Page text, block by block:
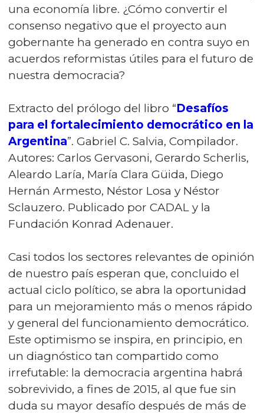
una economía libre. ¿Cómo convertir el
consenso negativo que el proyecto aun
gobernante ha generado en contra suyo en
acuerdos reformistas útiles para el futuro de
nuestra democracia?
Extracto del prólogo del libro “Desafíos
para el fortalecimiento democrático en la
Argentina”. Gabriel C. Salvia, Compilador.
Autores: Carlos Gervasoni, Gerardo Scherlis,
Aleardo Laría, María Clara Güida, Diego
Hernán Armesto, Néstor Losa y Néstor
Sclauzero. Publicado por CADAL y la
Fundación Konrad Adenauer.
Casi todos los sectores relevantes de opinión
de nuestro país esperan que, concluido el
actual ciclo político, se abra la oportunidad
para un mejoramiento más o menos rápido
y general del funcionamiento democrático.
Este optimismo se inspira, en principio, en
un diagnóstico tan compartido como
irrefutable: la democracia argentina habrá
sobrevivido, a fines de 2015, al que fue sin
duda su mayor desafío después de más de